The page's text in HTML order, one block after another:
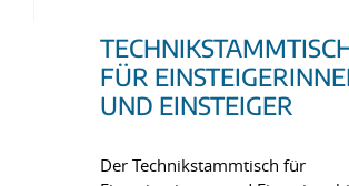
FÜR
UND EINSTEIGER
Der Technikstammtisch für